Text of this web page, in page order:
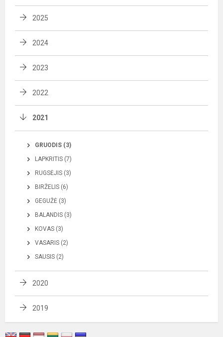
2025
2024
2023
2022
2021
GRUODIS (3)
LAPKRITIS (7)
RUGSĖJIS (3)
BIRŽELIS (6)
GEGUŽĖ (3)
BALANDIS (3)
KOVAS (3)
VASARIS (2)
SAUSIS (2)
2020
2019